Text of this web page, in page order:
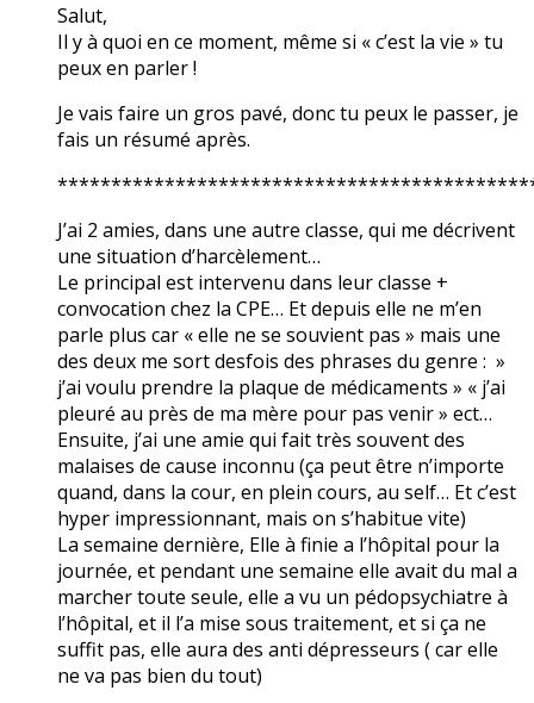
Salut,
Il y à quoi en ce moment, même si « c’est la vie » tu
peux en parler !
Je vais faire un gros pavé, donc tu peux le passer, je
fais un résumé après.
J’ai 2 amies, dans une autre classe, qui me décrivent
une situation d’harcèlement…
Le principal est intervenu dans leur classe +
convocation chez la CPE… Et depuis elle ne m’en
parle plus car « elle ne se souvient pas » mais une
des deux me sort desfois des phrases du genre : »
j’ai voulu prendre la plaque de médicaments » « j’ai
pleuré au près de ma mère pour pas venir » ect…
Ensuite, j’ai une amie qui fait très souvent des
malaises de cause inconnu (ça peut être n’importe
quand, dans la cour, en plein cours, au self… Et c’est
hyper impressionnant, mais on s’habitue vite)
La semaine dernière, Elle à finie a l’hôpital pour la
journée, et pendant une semaine elle avait du mal a
marcher toute seule, elle a vu un pédopsychiatre à
l’hôpital, et il l’a mise sous traitement, et si ça ne
suffit pas, elle aura des anti dépresseurs ( car elle
ne va pas bien du tout)